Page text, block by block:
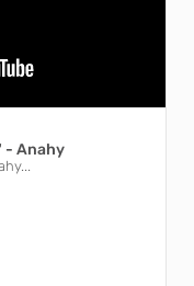
- Anahy